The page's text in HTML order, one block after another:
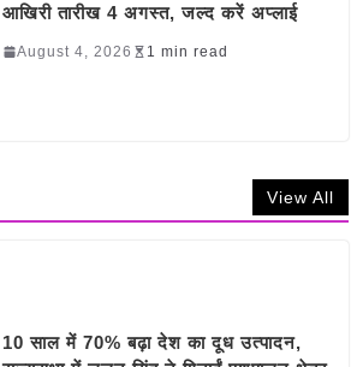
आखिरी तारीख 4 अगस्त, जल्द करें अप्लाई
August 4, 2026 1 min read
View All
10 साल में 70% बढ़ा देश का दूध उत्पादन,